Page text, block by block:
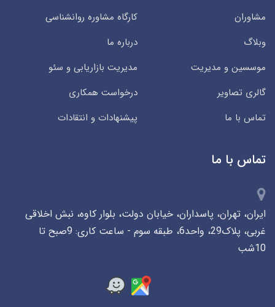
مشاوران
کارگاه مشاوره روانشناسی
وبلاگ
درباره ما
موسسین و مدیریت
مدیریت بازاریابی و سئو
گالری تصاویر
درخواست همکاری
تماس با ما
پیشنهادات و انتقادات
تماس با ما
ایران، تهران، پاسداران، خیابان دولت، بلوار کاوه، نبش اخلاقی
غربی، پلاک29، واحد6، طبقه سوم - ساعت کاری: 9صبح تا
10شب